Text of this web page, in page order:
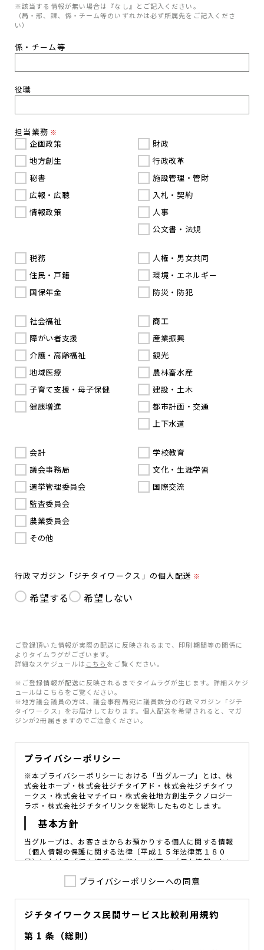
※該当する情報が無い場合は『なし』とご記入ください。
（局・部、課、係・チーム等のいずれかは必ず所属先をご記入くださ
い）
係・チーム等
役職
担当業務 ※
企画政策
地方創生
秘書
広報・広聴
情報政策
財政
行政改革
施設管理・管財
入札・契約
人事
公文書・法規
税務
住民・戸籍
国保年金
人権・男女共同
環境・エネルギー
防災・防犯
社会福祉
障がい者支援
介護・高齢福祉
地域医療
子育て支援・母子保健
健康増進
商工
産業振興
観光
農林畜水産
建設・土木
都市計画・交通
上下水道
会計
議会事務局
選挙管理委員会
監査委員会
農業委員会
その他
学校教育
文化・生涯学習
国際交流
行政マガジン「ジチタイワークス」の個人配送 ※
希望する 希望しない
ご登録頂いた情報が実際の配送に反映されるまで、印刷期間等の関係に
よりタイムラグがございます。
詳細なスケジュールは こちら をご覧ください。
※ご登録情報が配送に反映されるまでタイムラグが生じます。詳細スケジ
ュールはこちらをご覧ください。
※地方議会議員の方は、議会事務局宛に議員数分の行政マガジン「ジチ
タイワークス」をお届けしております。個人配送を希望されると、マガ
ジンが2冊届きますのでご注意ください。
プライバシーポリシー
※本プライバシーポリシーにおける「当グループ」とは、株
式会社ホープ・株式会社ジチタイアド・株式会社ジチタイワ
ークス・株式会社マチイロ・株式会社地方創生テクノロジー
ラボ・株式会社ジチタイリンクを総称したものとします。
基本方針
当グループは、お客さまからお預かりする個人に関する情報
（個人情報の保護に関する法律〔平成１５年法律第１８０
号〕における「個人情報」を指し、以下、「個人情報」とい
図ることが、重要な社会的責務であると考えております。
を定め、役員及び従業員に個人情報保護の重要性の認識と取
組みを徹底させることによって、個人情報の適切な取り扱い
に努めてまいります。
プライバシーポリシーへの同意
ジチタイワークス民間サービス比較利用規約
第 1 条（総則）